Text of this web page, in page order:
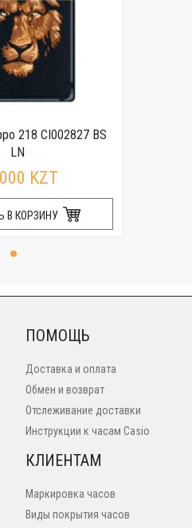
218 CI002827 BS
LN
KZT
В КОРЗИНУ
ПОМОЩЬ
Доставка и оплата
Обмен и возврат
Отслеживание доставки
Инструкции к часам Casio
КЛИЕНТАМ
Маркировка часов
Виды покрытия часов